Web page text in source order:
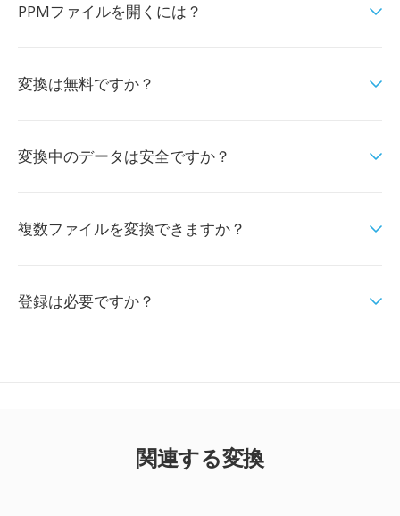
PPMファイルを開くには？
変換は無料ですか？
変換中のデータは安全ですか？
複数ファイルを変換できますか？
登録は必要ですか？
関連する変換